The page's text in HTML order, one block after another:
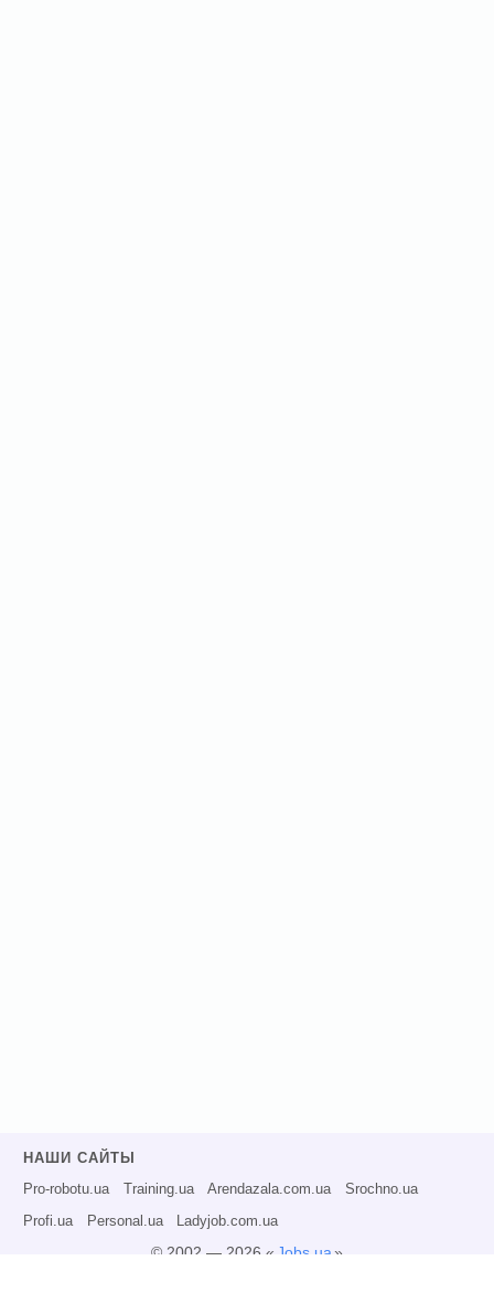
НАШИ САЙТЫ
Pro-robotu.ua Training.ua Arendazala.com.ua Srochno.ua
Profi.ua Personal.ua Ladyjob.com.ua
© 2002 — 2026 « Jobs.ua»